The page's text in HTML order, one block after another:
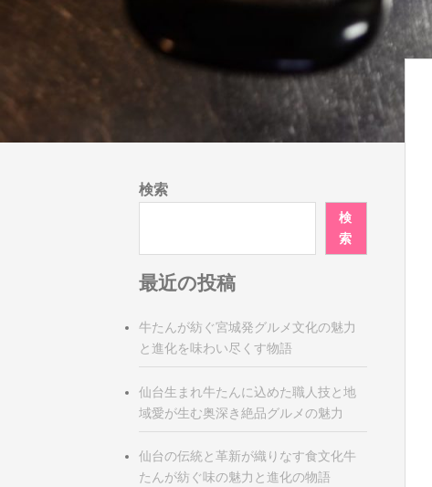
検索
検
索
最近の投稿
牛たんが紡ぐ宮城発グルメ文化の魅力
と進化を味わい尽くす物語
仙台生まれ牛たんに込めた職人技と地
域愛が生む奥深き絶品グルメの魅力
仙台の伝統と革新が織りなす食文化牛
たんが紡ぐ味の魅力と進化の物語